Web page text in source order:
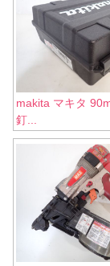
makita マキタ
釘...